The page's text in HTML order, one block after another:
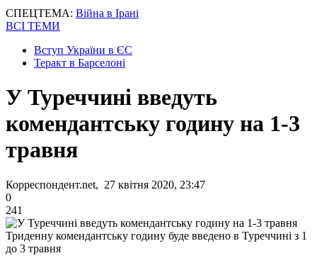
СПЕЦТЕМА: Війна в Ірані
ВСІ ТЕМИ
Вступ України в ЄС
Теракт в Барселоні
У Туреччині введуть
комендантську годину на 1-3
травня
Корреспондент.net, 27 квітня 2020, 23:47
0
241
Триденну комендантську годину буде введено в Туреччині з 1
до 3 травня